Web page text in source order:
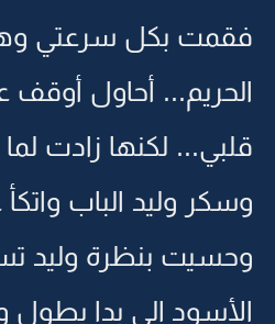
فقمت بكل سرعتي
الحريم... أحاول
قلبي... لكنها زادت لما
وسكر وليد الباب
وحسيت بنظرة وليد
الأسود إلي بدا